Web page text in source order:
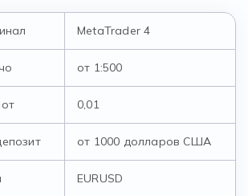
MetaTrader 4
от 1:500
0,01
от 1000 долларов США
EURUSD